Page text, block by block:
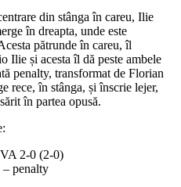
din stânga în careu, Ilie
în dreapta, unde este
pătrunde în careu, îl
Ilie și acesta îl dă peste ambele
penalty, transformat de Florian
rece, în stânga, și înscrie lejer,
în partea opusă.
2-0 (2-0)
– penalty